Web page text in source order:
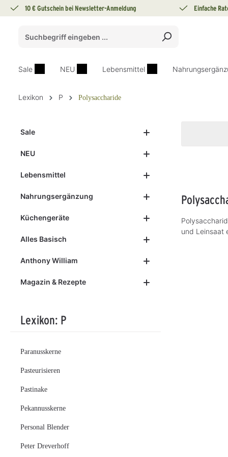
Zur Hauptnavigation springen
10 € Gutschein bei Newsletter-Anmeldung Einfache
Sale NEU Lebensmittel
Lexikon P Polysaccharide
Sale
NEU
Lebensmittel
Nahrungsergänzung
Küchengeräte
Alles Basisch
Anthony William
Magazin & Rezepte
Lexikon: P
Paranusskerne
Pasteurisieren
Pastinake
Pekannusskerne
Personal Blender
Peter Dreverhoff
und Leinsaat